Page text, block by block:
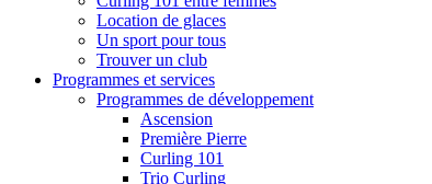
Location de glaces
Un sport pour tous
Trouver un club
Programmes et services
Programmes de développement
Ascension
Première Pierre
Curling 101
Trio Curling